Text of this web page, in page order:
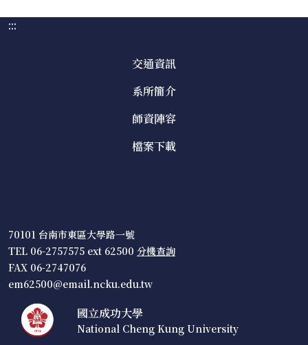
:::
交通資訊
系所簡介
師資陣容
檔案下載
70101 台南市東區大學路一號
TEL 06-2757575 ext 62500 分機查詢
FAX 06-2747076
em62500@email.ncku.edu.tw
國立成功大學
National Cheng Kung University